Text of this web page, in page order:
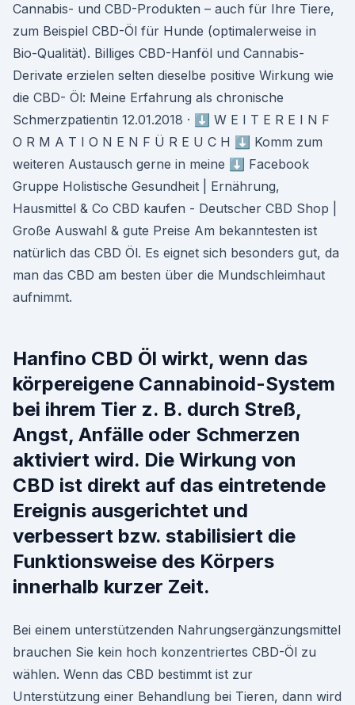
Cannabis- und CBD-Produkten – auch für Ihre Tiere,
zum Beispiel CBD-Öl für Hunde (optimalerweise in
Bio-Qualität). Billiges CBD-Hanföl und Cannabis-
Derivate erzielen selten dieselbe positive Wirkung wie
die CBD- Öl: Meine Erfahrung als chronische
Schmerzpatientin 12.01.2018 · ⬇️ W E I T E R E I N F
O R M A T I O N E N F Ü R E U C H ⬇️ Komm zum
weiteren Austausch gerne in meine ⬇️ Facebook
Gruppe Holistische Gesundheit | Ernährung,
Hausmittel & Co CBD kaufen - Deutscher CBD Shop |
Große Auswahl & gute Preise Am bekanntesten ist
natürlich das CBD Öl. Es eignet sich besonders gut, da
man das CBD am besten über die Mundschleimhaut
aufnimmt.
Hanfino CBD Öl wirkt, wenn das
körpereigene Cannabinoid-System
bei ihrem Tier z. B. durch Streß,
Angst, Anfälle oder Schmerzen
aktiviert wird. Die Wirkung von
CBD ist direkt auf das eintretende
Ereignis ausgerichtet und
verbessert bzw. stabilisiert die
Funktionsweise des Körpers
innerhalb kurzer Zeit.
Bei einem unterstützenden Nahrungsergänzungsmittel
brauchen Sie kein hoch konzentriertes CBD-Öl zu
wählen. Wenn das CBD bestimmt ist zur
Unterstützung einer Behandlung bei Tieren, dann wird